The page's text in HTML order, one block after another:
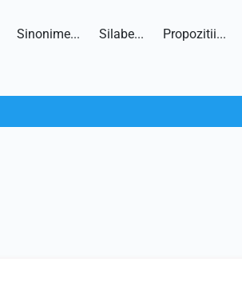
Sinonime... Silabe... Propozitii...